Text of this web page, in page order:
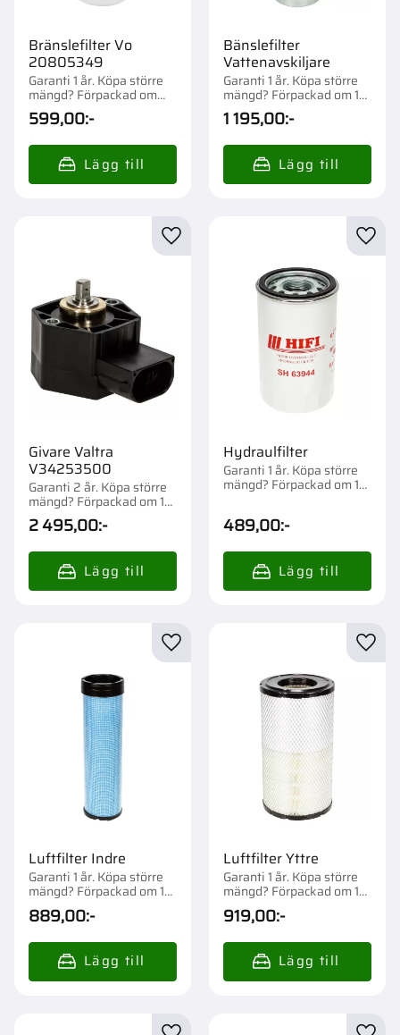
Bränslefilter Vo
20805349
Garanti 1 år. Köpa större
mängd? Förpackad om
1/12 st.
599,00:-
Bänslefilter
Vattenavskiljare
Garanti 1 år. Köpa större
mängd? Förpackad om 1
st.
1 195,00:-
Givare Valtra
V34253500
Garanti 2 år. Köpa större
mängd? Förpackad om 1
st.
2 495,00:-
Lägg till i favoriter
Hydraulfilter
Garanti 1 år. Köpa större
mängd? Förpackad om 1
489,00:-
Luftfilter Indre
Garanti 1 år. Köpa större
mängd? Förpackad om 1
st.
889,00:-
Lägg till i favoriter
Luftfilter Yttre
Garanti 1 år. Köpa större
mängd? Förpackad om 1
st.
919,00:-